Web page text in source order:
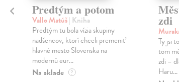
Predtým a potom
Vallo Matúš| Kniha
Predtým tu bola vízia skupiny
nadšencov, ktorí chceli premeniť
hlavné mesto Slovenska na
modernú eur...
Na sklade ?
zdi
Ty jsi
tom
zdi –
Haru...